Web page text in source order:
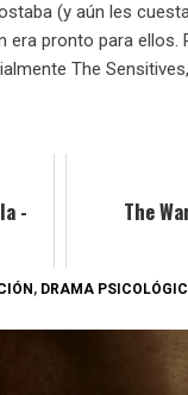
(y aún les
pronto para
The
-
The
, DRAMA